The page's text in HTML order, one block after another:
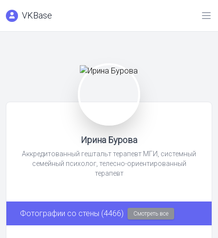
VKBase
Ирина Бурова
Аккредитованный гештальт терапевт МГИ, системный
семейный психолог, телесно-ориентированный
терапевт
Фотографии со стены (4466) Смотреть все